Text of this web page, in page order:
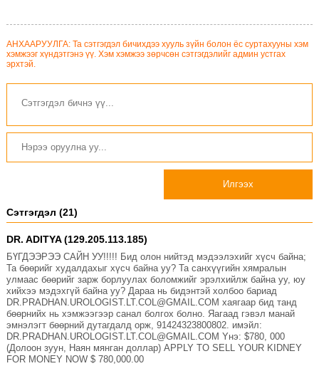
АНХААРУУЛГА: Та сэтгэгдэл бичихдээ хууль зүйн болон ёс суртахууны хэм
хэмжээг хүндэтгэнэ үү. Хэм хэмжээ зөрчсөн сэтгэгдэлийг админ устгах
эрхтэй.
Илгээх
Сэтгэгдэл (21)
DR. ADITYA (129.205.113.185)
БҮГДЭЭРЭЭ САЙН УУ!!!!! Бид олон нийтэд мэдээлэхийг хүсч байна;
Та бөөрийг худалдахыг хүсч байна уу? Та санхүүгийн хямралын
улмаас бөөрийг зарж борлуулах боломжийг эрэлхийлж байна уу, юу
хийхээ мэдэхгүй байна уу? Дараа нь бидэнтэй холбоо бариад
DR.PRADHAN.UROLOGIST.LT.COL@GMAIL.COM хаягаар бид танд
бөөрнийх нь хэмжээгээр санал болгох болно. Яагаад гэвэл манай
эмнэлэгт бөөрний дутагдалд орж, 91424323800802. имэйл:
DR.PRADHAN.UROLOGIST.LT.COL@GMAIL.COM Yнэ: $780, 000
(Долоон зуун, Наян мянган доллар) APPLY TO SELL YOUR KIDNEY
FOR MONEY NOW $ 780,000.00